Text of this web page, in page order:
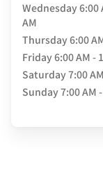
Wednesday6:00
AM
Thursday6:00
Friday6:00 AM -
Saturday7:00
Sunday7:00 AM